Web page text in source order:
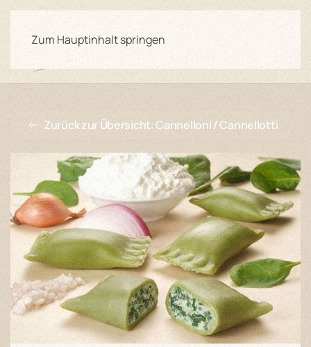
Zum Hauptinhalt springen
Zurück zur Übersicht: Cannelloni / Cannellotti